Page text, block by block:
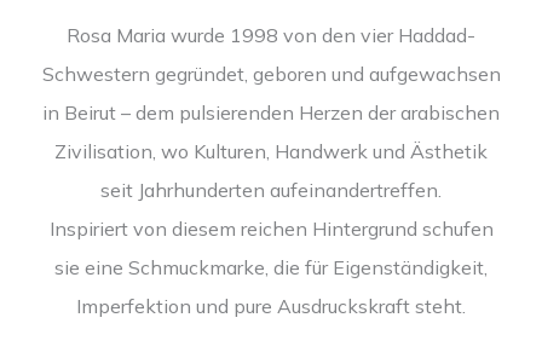
Rosa Maria wurde 1998 von den vier Haddad-
Schwestern gegründet, geboren und aufgewachsen
in Beirut – dem pulsierenden Herzen der arabischen
Zivilisation, wo Kulturen, Handwerk und Ästhetik
seit Jahrhunderten aufeinandertreffen.
Inspiriert von diesem reichen Hintergrund schufen
sie eine Schmuckmarke, die für Eigenständigkeit,
Imperfektion und pure Ausdruckskraft steht.